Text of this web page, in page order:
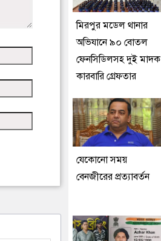
মিরপুর মডেল থানার
অভিযানে ৯০ বোতল
ফেনসিডিলসহ দুই মাদক
কারবারি গ্রেফতার
যেকোনো সময়
বেনজীরের প্রত্যাবর্তন